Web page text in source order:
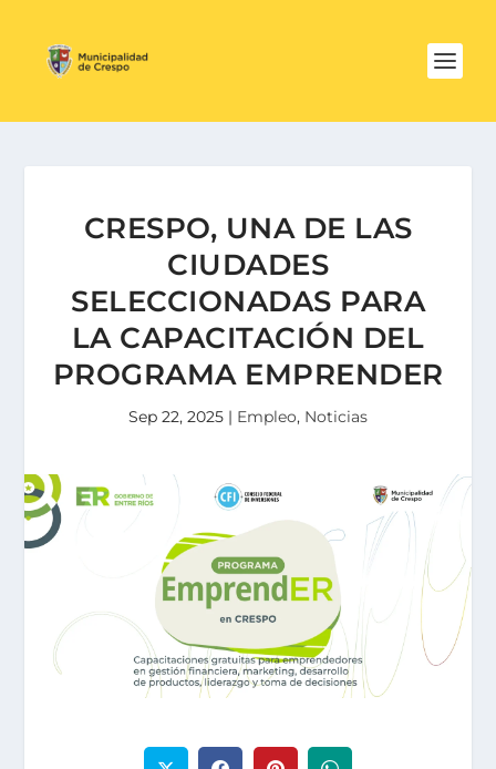
CRESPO, UNA DE LAS
CIUDADES
SELECCIONADAS PARA
LA CAPACITACIÓN DEL
PROGRAMA EMPRENDER
Sep 22, 2025 | Empleo, Noticias